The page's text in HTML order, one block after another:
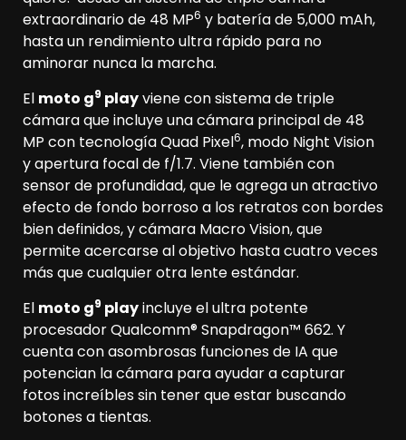
extraordinario de 48 MP6 y batería de 5,000 mAh,
hasta un rendimiento ultra rápido para no
aminorar nunca la marcha.
El moto g9 playviene con sistema de triple
cámara que incluye una cámara principal de 48
MP con tecnología Quad Pixel6, modo Night Vision
y apertura focal de f/1.7. Viene también con
sensor de profundidad, que le agrega un atractivo
efecto de fondo borroso a los retratos con bordes
bien definidos, y cámara Macro Vision, que
permite acercarse al objetivo hasta cuatro veces
más que cualquier otra lente estándar.
El moto g9 playincluye el ultra potente
procesador Qualcomm® Snapdragon™ 662. Y
cuenta con asombrosas funciones de IA que
potencian la cámara para ayudar a capturar
fotos increíbles sin tener que estar buscando
botones a tientas.